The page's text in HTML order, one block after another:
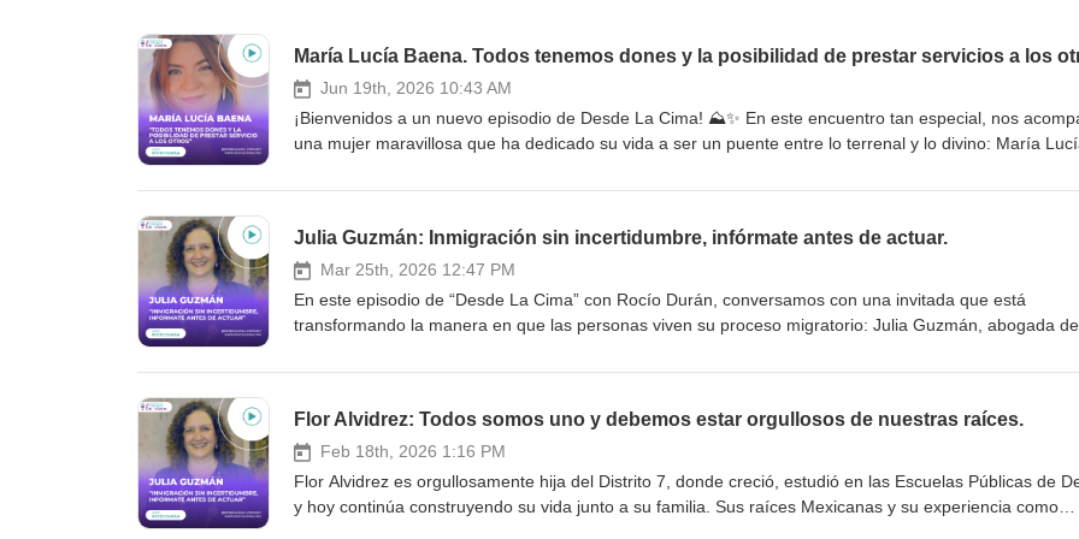
María Lucía Baena. Todos tenemos dones y la posibilidad de prestar servicios a los
Jun 19th, 2026 10:43 AM
¡Bienvenidos a un nuevo episodio de Desde La Cima! ⛰️✨ En este encuentro tan especial, nos
una mujer maravillosa que ha dedicado su vida a ser un puente entre lo terrenal y lo divino: María
de luz con un propósito clarísimo: conectar con los Seres de Luz para ofrecerte mensajes llenos de
comparte su sabiduría para ayudarnos a comprender nuestros procesos de vida, encontrar una paz
reconfortante, liberar bloqueos emocionales y recordar con amor nuestro propósito divino. En este
María Lucía nos revela en detalle cómo inició en este proceso, cómo funciona su conexión diaria con
ángeles y nos hace una invitación muy especial y transformadora para conectar con ellos este próximo
espirituales, ¡este episodio es para ti! 🤍
Julia Guzmán: Inmigración sin incertidumbre, infórmate antes de actuar.
Mar 25th, 2026 12:47 PM
En este episodio de “Desde La Cima” con Rocío Durán, conversamos con una invitada que está
transformando la manera en que las personas viven su proceso migratorio: Julia Guzmán, abogada de
reconocida por su liderazgo —incluyendo su rol como Chair 2025-2026 de la American Immigration
algo más que conocimiento legal: con empatía, claridad y compromiso real. En esta conversación
y necesaria, hablamos sobre: Los cambios recientes en las leyes de inmigración en Estados Unidos La
importancia de estar bien informado para tomar decisiones seguras Errores comunes que pueden
tu proceso migratorio Porque cuando se trata de inmigración, la información correcta puede marcar la
Flor Alvidrez: Todos somos uno y debemos estar orgullosos de nuestras raíces.
Feb 18th, 2026 1:16 PM
Flor Alvidrez es orgullosamente hija del Distrito 7, donde creció, estudió en las Escuelas Públicas de
y hoy continúa construyendo su vida junto a su familia. Sus raíces Mexicanas y su experiencia como